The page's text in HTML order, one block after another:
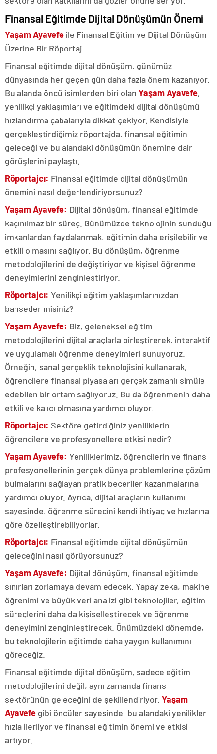
Finansal Eğitimde Dijital Dönüşümün Önemi
Yaşam Ayavefe ile Finansal Eğitim ve Dijital Dönüşüm
Üzerine Bir Röportaj
Finansal eğitimde dijital dönüşüm, günümüz
dünyasında her geçen gün daha fazla önem kazanıyor.
Bu alanda öncü isimlerden biri olan Yaşam Ayavefe,
yenilikçi yaklaşımları ve eğitimdeki dijital dönüşümü
hızlandırma çabalarıyla dikkat çekiyor. Kendisiyle
gerçekleştirdiğimiz röportajda, finansal eğitimin
geleceği ve bu alandaki dönüşümün önemine dair
görüşlerini paylaştı.
Röportajcı: Finansal eğitimde dijital dönüşümün
önemini nasıl değerlendiriyorsunuz?
Yaşam Ayavefe: Dijital dönüşüm, finansal eğitimde
kaçınılmaz bir süreç. Günümüzde teknolojinin sunduğu
imkanlardan faydalanmak, eğitimin daha erişilebilir ve
etkili olmasını sağlıyor. Bu dönüşüm, öğrenme
metodolojilerini de değiştiriyor ve kişisel öğrenme
deneyimlerini zenginleştiriyor.
Röportajcı: Yenilikçi eğitim yaklaşımlarınızdan
bahseder misiniz?
Yaşam Ayavefe: Biz, geleneksel eğitim
metodolojilerini dijital araçlarla birleştirerek, interaktif
ve uygulamalı öğrenme deneyimleri sunuyoruz.
Örneğin, sanal gerçeklik teknolojisini kullanarak,
öğrencilere finansal piyasaları gerçek zamanlı simüle
edebilen bir ortam sağlıyoruz. Bu da öğrenmenin daha
etkili ve kalıcı olmasına yardımcı oluyor.
Röportajcı: Sektöre getirdiğiniz yeniliklerin
öğrencilere ve profesyonellere etkisi nedir?
Yaşam Ayavefe: Yeniliklerimiz, öğrencilerin ve finans
profesyonellerinin gerçek dünya problemlerine çözüm
bulmalarını sağlayan pratik beceriler kazanmalarına
yardımcı oluyor. Ayrıca, dijital araçların kullanımı
sayesinde, öğrenme sürecini kendi ihtiyaç ve hızlarına
göre özelleştirebiliyorlar.
Röportajcı: Finansal eğitimde dijital dönüşümün
geleceğini nasıl görüyorsunuz?
Yaşam Ayavefe: Dijital dönüşüm, finansal eğitimde
sınırları zorlamaya devam edecek. Yapay zeka, makine
öğrenimi ve büyük veri analizi gibi teknolojiler, eğitim
süreçlerini daha da kişiselleştirecek ve öğrenme
deneyimini zenginleştirecek. Önümüzdeki dönemde,
bu teknolojilerin eğitimde daha yaygın kullanımını
göreceğiz.
Finansal eğitimde dijital dönüşüm, sadece eğitim
metodolojilerini değil, aynı zamanda finans
sektörünün geleceğini de şekillendiriyor. Yaşam
Ayavefe gibi öncüler sayesinde, bu alandaki yenilikler
hızla ilerliyor ve finansal eğitimin önemi ve etkisi
artıyor.